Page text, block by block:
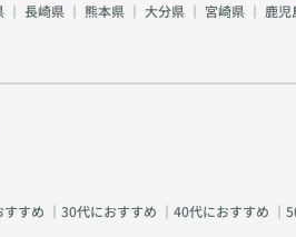
｜ 長崎県 ｜ 熊本県 ｜ 大分県 ｜ 宮崎県 ｜ 鹿児
すめ ｜ 30代におすすめ ｜ 40代におすすめ ｜